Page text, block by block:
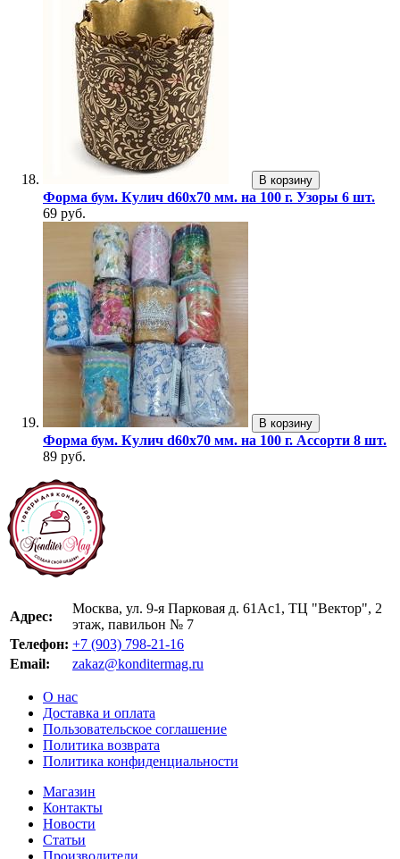
В корзину
Форма бум. Кулич d60х70 мм. на 100 г. Узоры 6 шт.
69 руб.
В корзину
Форма бум. Кулич d60х70 мм. на 100 г. Ассорти 8 шт.
89 руб.
Адрес:
Москва, ул. 9-я Парковая д. 61Ас1, ТЦ "Вектор", 2
этаж, павильон № 7
Телефон: +7 (903) 798-21-16
Email:
zakaz@konditermag.ru
О нас
Доставка и оплата
Пользовательское соглашение
Политика возврата
Политика конфиденциальности
Магазин
Контакты
Новости
Статьи
Производители